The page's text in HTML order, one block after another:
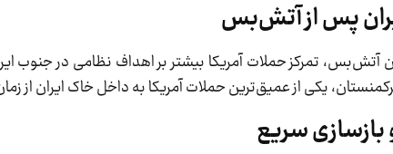
پس از آتش‌بس
آتش‌بس، تمرکز حملات آمریکا بیشتر بر اهداف نظامی در جنوب
یکی از عمیق‌ترین حملات آمریکا به داخل خاک ایران
بازسازی سریع